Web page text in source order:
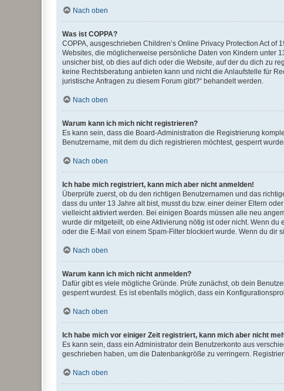
Nach oben
Was ist COPPA?
COPPA, ausgeschrieben Children’s Online Privacy Protection Act
Websites, die möglicherweise persönliche Daten von Kindern unter
unsicher bist, ob dies auf dich oder die Website, auf der du dich zu
keine Rechtsberatung anbieten kann und nicht die Anlaufstelle für
juristische Anfragen zu diesem Forum gibt?“ behandelt werden.
Nach oben
Warum kann ich mich nicht registrieren?
Es kann sein, dass die Board-Administration die Registrierung
Benutzername, mit dem du dich registrieren möchtest, gesperrt
Nach oben
Ich habe mich registriert, kann mich aber nicht anmelden!
Überprüfe zuerst, ob du den richtigen Benutzernamen und das
dass du unter 13 Jahre alt bist, musst du bzw. einer deiner Eltern
vielleicht aktiviert werden. Bei einigen Boards müssen alle neu
wurde dir mitgeteilt, ob eine Aktivierung nötig ist oder nicht. Wenn
oder die E-Mail von einem Spam-Filter blockiert wurde. Wenn du dir
Nach oben
Warum kann ich mich nicht anmelden?
Dafür gibt es viele mögliche Gründe. Prüfe zunächst, ob dein
gesperrt wurdest. Es ist ebenfalls möglich, dass ein
Nach oben
Ich habe mich vor einiger Zeit registriert, kann mich aber nicht
Es kann sein, dass ein Administrator dein Benutzerkonto aus
geschrieben haben, um die Datenbankgröße zu verringern.
Nach oben